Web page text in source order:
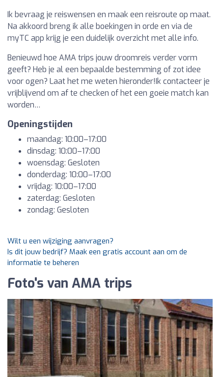
Ik bevraag je reiswensen en maak een reisroute op maat.
Na akkoord breng ik alle boekingen in orde en via de
myTC app krijg je een duidelijk overzicht met alle info.
Benieuwd hoe AMA trips jouw droomreis verder vorm
geeft? Heb je al een bepaalde bestemming of zot idee
voor ogen? Laat het me weten hieronder!Ik contacteer je
vrijblijvend om af te checken of het een goeie match kan
worden…
Openingstijden
maandag: 10:00–17:00
dinsdag: 10:00–17:00
woensdag: Gesloten
donderdag: 10:00–17:00
vrijdag: 10:00–17:00
zaterdag: Gesloten
zondag: Gesloten
Wilt u een wijziging aanvragen?
Is dit jouw bedrijf? Maak een gratis account aan om de
informatie te beheren
Foto's van AMA trips